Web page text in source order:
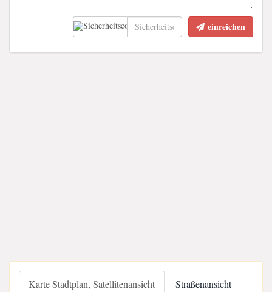
einreichen
Karte Stadtplan, Satellitenansicht Straßenansicht